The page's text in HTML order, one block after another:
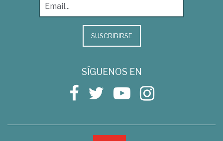
SUSCRIBIRSE
SÍGUENOS EN